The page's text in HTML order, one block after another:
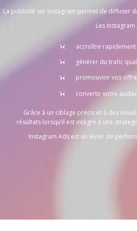
La publicité sur Instagram permet de diffuser
Les
accroître
générer du trafic
promouvoir vos
convertir votre
Grâce à un ciblage précis et à des
résultats lorsqu’il est intégré à une
Instagram Ads est un levier de